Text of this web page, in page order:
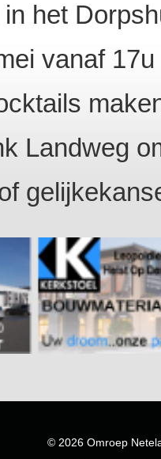
het
vanaf
Landweg
© 2026 Omroep